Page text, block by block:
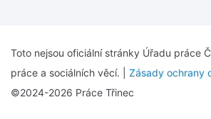
Toto nejsou oficiální stránky Úřadu práce
práce a sociálních věcí. | Zásady ochrany
©2024-2026 Práce Třinec